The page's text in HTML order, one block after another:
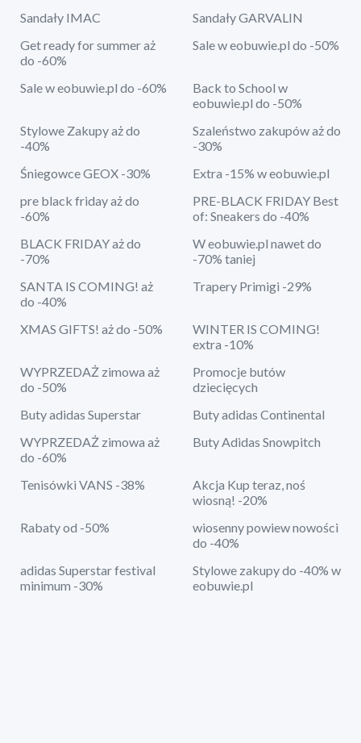
Sandały IMAC
Sandały GARVALIN
Get ready for summer aż
do -60%
Sale w eobuwie.pl do -50%
Sale w eobuwie.pl do -60%
Back to School w
eobuwie.pl do -50%
Stylowe Zakupy aż do
-40%
Szaleństwo zakupów aż do
-30%
Śniegowce GEOX -30%
Extra -15% w eobuwie.pl
pre black friday aż do
-60%
PRE-BLACK FRIDAY Best
of: Sneakers do -40%
BLACK FRIDAY aż do
-70%
W eobuwie.pl nawet do
-70% taniej
SANTA IS COMING! aż
do -40%
Trapery Primigi -29%
XMAS GIFTS! aż do -50%
WINTER IS COMING!
extra -10%
WYPRZEDAŻ zimowa aż
do -50%
Promocje butów
dziecięcych
Buty adidas Superstar
Buty adidas Continental
WYPRZEDAŻ zimowa aż
do -60%
Buty Adidas Snowpitch
Tenisówki VANS -38%
Akcja Kup teraz, noś
wiosną! -20%
Rabaty od -50%
wiosenny powiew nowości
do -40%
adidas Superstar festival
minimum -30%
Stylowe zakupy do -40% w
eobuwie.pl